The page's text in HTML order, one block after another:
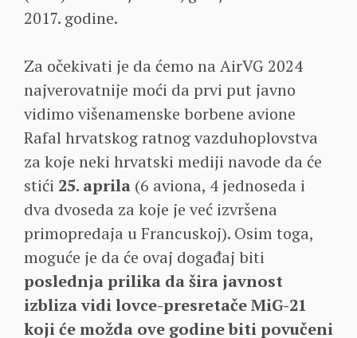
2017. godine.
Za očekivati je da ćemo na AirVG 2024
najverovatnije moći da prvi put javno
vidimo višenamenske borbene avione
Rafal hrvatskog ratnog vazduhoplovstva
za koje neki hrvatski mediji navode da će
stići 25. aprila (6 aviona, 4 jednoseda i
dva dvoseda za koje je već izvršena
primopredaja u Francuskoj). Osim toga,
moguće je da će ovaj događaj biti
poslednja prilika da šira javnost
izbliza vidi lovce-presretače MiG-21
koji će možda ove godine biti povučeni